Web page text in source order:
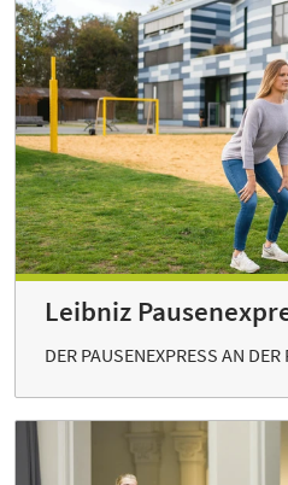
Leibniz
DER PAUSENEXPRESS AN